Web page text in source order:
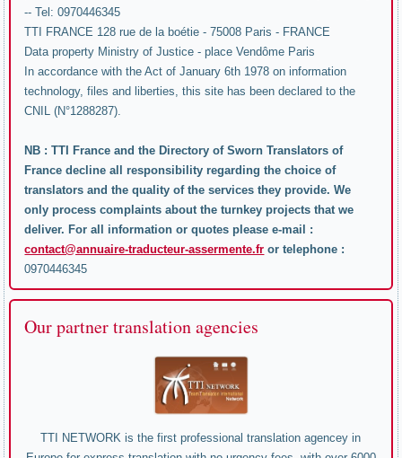
-- Tel: 0970446345
TTI FRANCE 128 rue de la boétie - 75008 Paris - FRANCE
Data property Ministry of Justice - place Vendôme Paris
In accordance with the Act of January 6th 1978 on information
technology, files and liberties, this site has been declared to the
CNIL (N°1288287).
NB : TTI France and the Directory of Sworn Translators of
France decline all responsibility regarding the choice of
translators and the quality of the services they provide. We
only process complaints about the turnkey projects that we
deliver. For all information or quotes please e-mail :
contact@annuaire-traducteur-assermente.fr or telephone :
0970446345
Our partner translation agencies
TTI NETWORK is the first professional translation agencey in